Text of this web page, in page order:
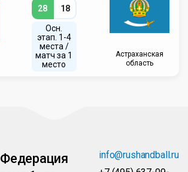
28 18
Осн.
этап. 1-4
места /
матч за 1
место
Астраханская
область
Федерация
info@rushandball.ru